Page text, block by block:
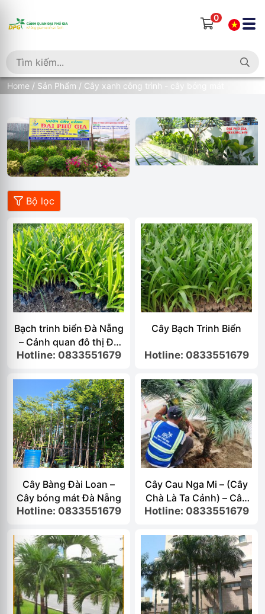
0
Home / Sản Phẩm / Cây xanh công trình - cây bóng mát
Bộ lọc
Bạch trinh biển Đà Nẵng
– Cảnh quan đô thị Đà
Nẵng
Hotline: 0833551679
Cây Bạch Trinh Biển
Hotline: 0833551679
Cây Bàng Đài Loan –
Cây bóng mát Đà Nẵng
Hotline: 0833551679
Cây Cau Nga Mi – (Cây
Chà Là Ta Cảnh) – Cây
công trình Đà…
Hotline: 0833551679